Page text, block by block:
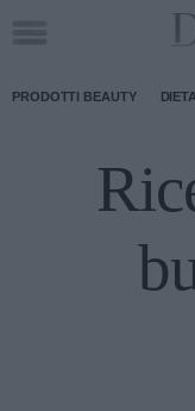
PRODOTTI BEAUTY